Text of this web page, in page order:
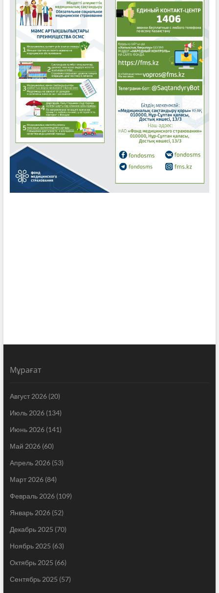
Мұрағат
Август 2026(20)
Июль 2026(134)
Июнь 2026(141)
Май 2026(60)
Апрель 2026(53)
Март 2026(84)
Февраль 2026(109)
Январь 2026(52)
Декабрь 2025 (70)
Ноябрь 2025 (63)
Октябрь 2025 (66)
Сентябрь 2025 (57)